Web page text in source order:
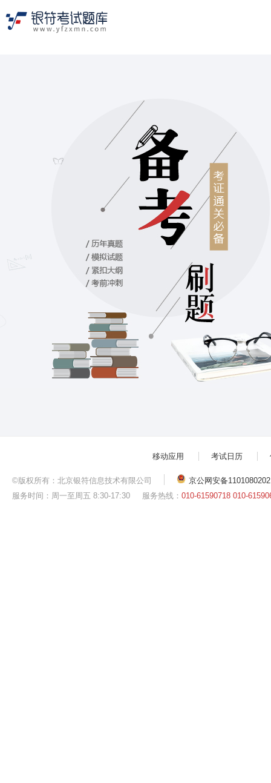
移动应用 考试日历
©版权所有：北京银符信息技术有限公司
京公网安备
服务时间：周一至周五 8:30-17:30 服务热线： 010-61590718 010-